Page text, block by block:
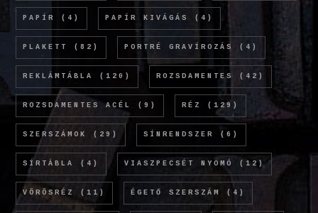
PAPÍR (4) PAPÍR KIVÁGÁS (4)
PLAKETT (82) PORTRÉ GRAVÍROZÁS (4)
REKLÁMTÁBLA (120) ROZSDAMENTES (42)
ROZSDAMENTES ACÉL (9) RÉZ (129)
SZERSZÁMOK (29) SÍNRENDSZER (6)
SÍRTÁBLA (4) VIASZPECSÉT NYOMÓ (12)
VÖRÖSRÉZ (11) ÉGETŐ SZERSZÁM (4)